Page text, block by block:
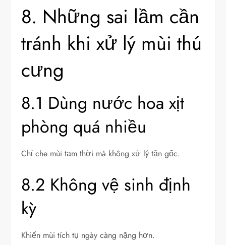
8. Những sai lầm cần
tránh khi xử lý mùi thú
cưng
8.1 Dùng nước hoa xịt
phòng quá nhiều
Chỉ che mùi tạm thời mà không xử lý tận gốc.
8.2 Không vệ sinh định
kỳ
Khiến mùi tích tụ ngày càng nặng hơn.